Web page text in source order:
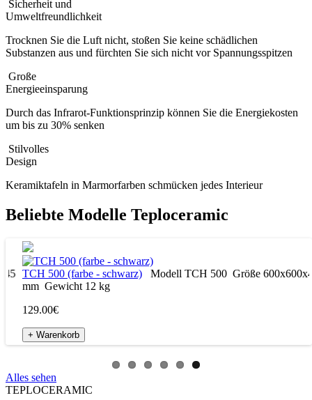
Sicherheit und
Umweltfreundlichkeit
Trocknen Sie die Luft nicht, stoßen Sie keine schädlichen
Substanzen aus und fürchten Sie sich nicht vor Spannungsspitzen
Große
Energieeinsparung
Durch das Infrarot-Funktionsprinzip können Sie die Energiekosten
um bis zu 30% senken
Stilvolles
Design
Keramiktafeln in Marmorfarben schmücken jedes Interieur
Beliebte Modelle Teploceramic
TCH 500 (farbe - schwarz) Modell ТСН 500 Größe 600х600х45
mm Gewicht 12 kg
129.00€
+ Warenkorb
Alles sehen
TEPLOCERAMIC